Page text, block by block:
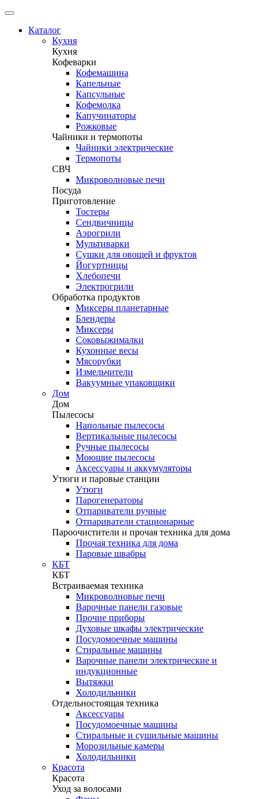
Каталог
Кухня
Кухня
Кофеварки
Кофемашина
Капельные
Капсульные
Кофемолка
Капучинаторы
Рожковые
Чайники и термопоты
Чайники электрические
Термопоты
СВЧ
Микроволновые печи
Посуда
Приготовление
Тостеры
Сендвичницы
Аэрогрили
Мультиварки
Сушки для овощей и фруктов
Йогуртницы
Хлебопечи
Электрогрили
Обработка продуктов
Миксеры планетарные
Блендеры
Миксеры
Соковыжималки
Кухонные весы
Мясорубки
Измельчители
Вакуумные упаковщики
Дом
Дом
Пылесосы
Напольные пылесосы
Вертикальные пылесосы
Ручные пылесосы
Моющие пылесосы
Аксессуары и аккумуляторы
Утюги и паровые станции
Утюги
Парогенераторы
Отпариватели ручные
Отпариватели стационарные
Пароочистители и прочая техника для дома
Прочая техника для дома
Паровые швабры
КБТ
КБТ
Встраиваемая техника
Микроволновые печи
Варочные панели газовые
Прочие приборы
Духовые шкафы электрические
Посудомоечные машины
Стиральные машины
Варочные панели электрические и
индукционные
Вытяжки
Холодильники
Отдельностоящая техника
Аксессуары
Посудомоечные машины
Стиральные и сушильные машины
Морозильные камеры
Холодильники
Красота
Красота
Уход за волосами